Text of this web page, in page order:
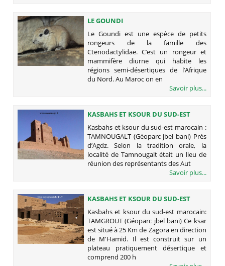
LE GOUNDI
Le Goundi est une espèce de petits
rongeurs de la famille des
Ctenodactylidae. C’est un rongeur et
mammifère diurne qui habite les
régions semi-désertiques de l’Afrique
du Nord. Au Maroc on en
Savoir plus...
KASBAHS ET KSOUR DU SUD-EST
MAROCAIN : TAMNOUGALT
(GÉOPARC JBEL BANI)
Kasbahs et ksour du sud-est marocain :
TAMNOUGALT (Géoparc jbel bani) Près
d’Agdz. Selon la tradition orale, la
localité de Tamnougalt était un lieu de
réunion des représentants des Aut
Savoir plus...
KASBAHS ET KSOUR DU SUD-EST
MAROCAIN: TAMGROUT (GÉOPARC
JBEL BANI)
Kasbahs et ksour du sud-est marocain:
TAMGROUT (Géoparc jbel bani) Ce ksar
est situé à 25 Km de Zagora en direction
de M'Hamid. Il est construit sur un
plateau pratiquement désertique et
comprend 200 h